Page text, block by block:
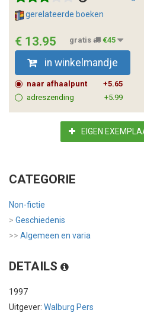
gerelateerde boeken
€ 13.95 gratis €45
in winkelmandje
naar afhaalpunt
+5.65
adreszending
+5.99
EIGEN
CATEGORIE
Non-fictie
> Geschiedenis
>> Algemeen en varia
DETAILS
1997
Uitgever: Walburg Pers